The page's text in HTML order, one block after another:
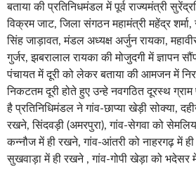
बताया की प्रतिनिधमंडल में पूर्व राज्यमंत्री
विक्रम जाट, जिला संगठन महामंत्री महेंद्र
सिंह जाड़ावत, मंडल अध्यक्ष अर्जुन रायका,
गुर्जर, झबरालाल रायका की मोजुदगी में ज्ञापन
पंचायत में दूरी को लेकर बताया की आमजन में
निकटतम दूरी होते हुए उन्हे नवगठित दूरस्थ ग्राम
है प्रतिनिधिमंडल ने गांव-छाप्या खेड़ी सोक्या,
रखने, सिंदवड़ी (अमरपुरा), गांव-सेगवा को
कन्नौज में ही रखने, गांव-आंतरी को नाहरगढ़ में
सुखवाड़ा में ही रखने , गांव-गोपी खेड़ा को भदेसर